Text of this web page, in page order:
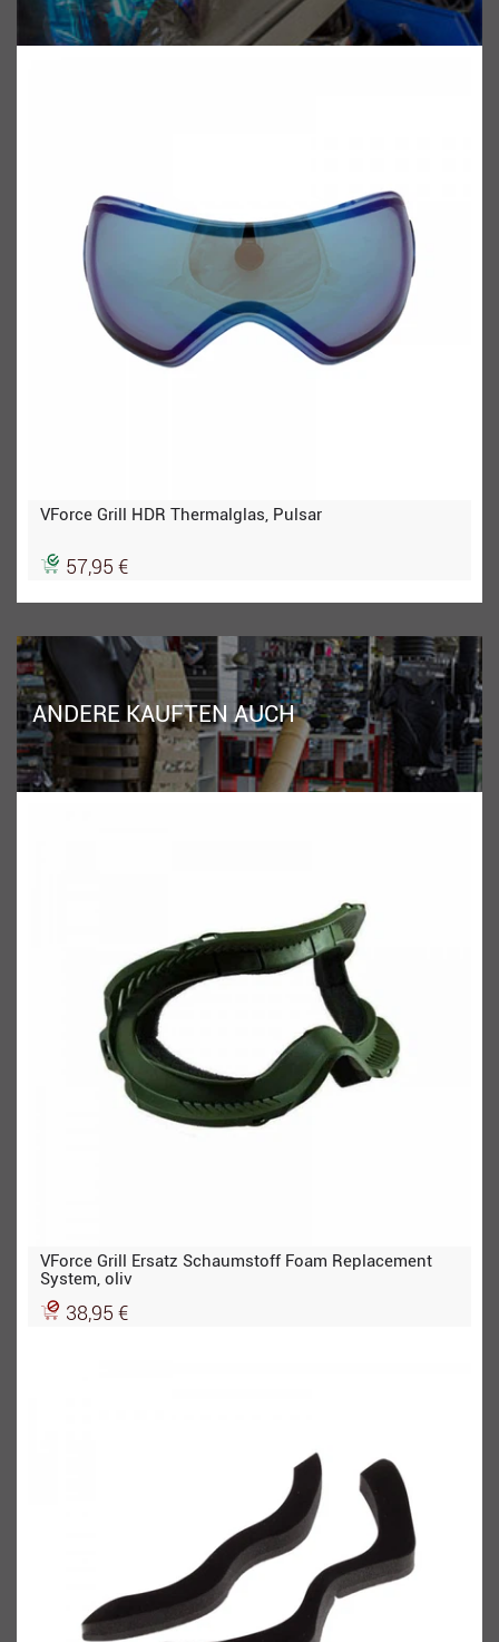
VForce Grill HDR Thermalglas, Pulsar
57,95 €
ANDERE KAUFTEN AUCH
VForce Grill Ersatz Schaumstoff Foam Replacement
System, oliv
38,95 €